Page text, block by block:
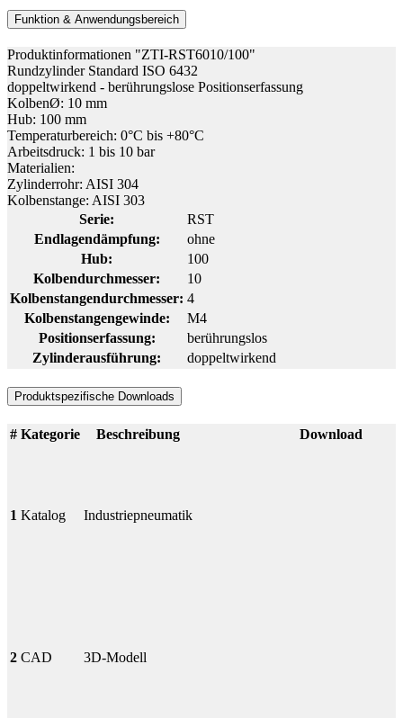
Funktion & Anwendungsbereich
Produktinformationen "ZTI-RST6010/100"
Rundzylinder Standard ISO 6432
doppeltwirkend - berührungslose Positionserfassung
KolbenØ: 10 mm
Hub: 100 mm
Temperaturbereich: 0°C bis +80°C
Arbeitsdruck: 1 bis 10 bar
Materialien:
Zylinderrohr: AISI 304
Kolbenstange: AISI 303
Serie:
RST
Endlagendämpfung:
ohne
Hub:
100
Kolbendurchmesser:
10
Kolbenstangendurchmesser: 4
Kolbenstangengewinde:
M4
Positionserfassung:
berührungslos
Zylinderausführung:
doppeltwirkend
Produktspezifische Downloads
# Kategorie Beschreibung Download
1 Katalog Industriepneumatik
2 CAD 3D-Modell